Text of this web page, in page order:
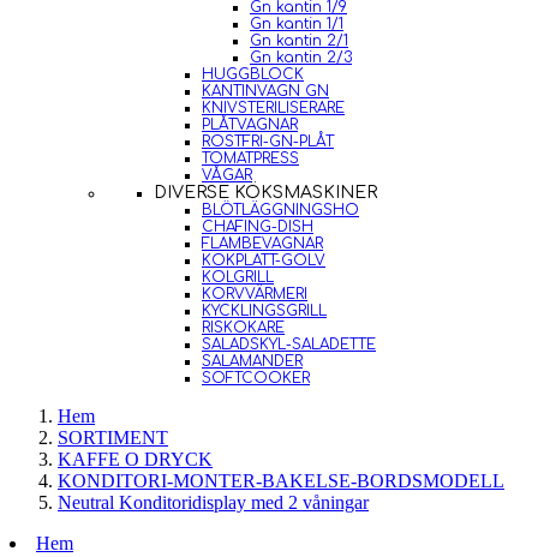
Gn kantin 1/9
Gn kantin 1/1
Gn kantin 2/1
Gn kantin 2/3
HUGGBLOCK
KANTINVAGN GN
KNIVSTERILISERARE
PLÅTVAGNAR
ROSTFRI-GN-PLÅT
TOMATPRESS
VÅGAR
DIVERSE KÖKSMASKINER
BLÖTLÄGGNINGSHO
CHAFING-DISH
FLAMBEVAGNAR
KOKPLATT-GOLV
KOLGRILL
KORVVÄRMERI
KYCKLINGSGRILL
RISKOKARE
SALADSKYL-SALADETTE
SALAMANDER
SOFTCOOKER
Hem
SORTIMENT
KAFFE O DRYCK
KONDITORI-MONTER-BAKELSE-BORDSMODELL
Neutral Konditoridisplay med 2 våningar
Hem